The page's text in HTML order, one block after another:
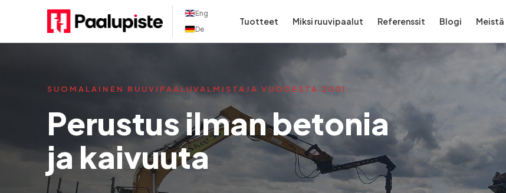
Eng
De
Tuotteet Miksi ruuvipaalut Referenssit Blogi Meistä
SUOMALAINEN RUUVIPAALUVALMISTAJA VUODESTA 2001
Perustus ilman betonia
ja kaivuuta